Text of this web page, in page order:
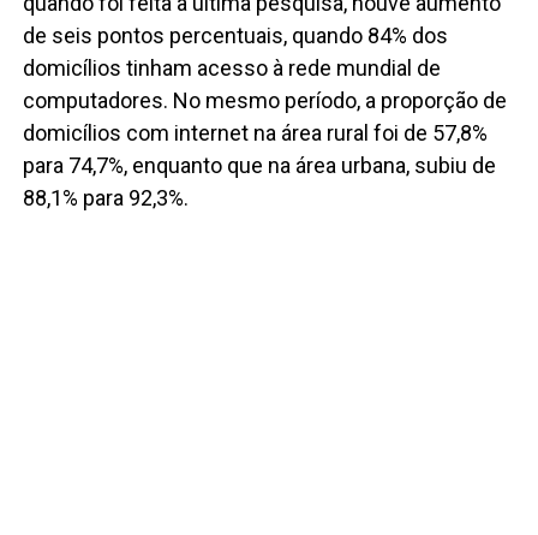
de seis pontos percentuais, quando 84% dos
domicílios tinham acesso à rede mundial de
computadores. No mesmo período, a proporção de
domicílios com internet na área rural foi de 57,8%
para 74,7%, enquanto que na área urbana, subiu de
88,1% para 92,3%.